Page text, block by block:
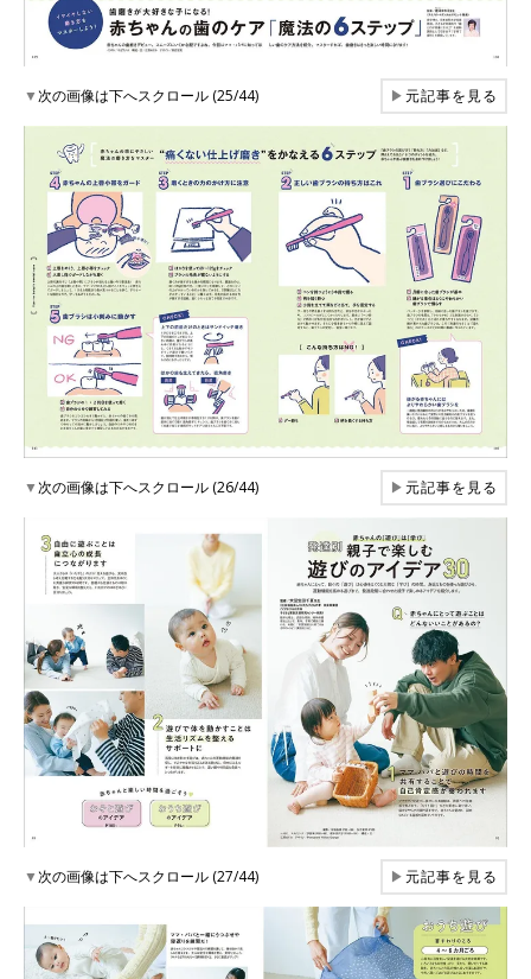
▼次の画像は下へスクロール (25/44) ▶元記事を見る
▼次の画像は下へスクロール (26/44) ▶元記事を見る
▼次の画像は下へスクロール (27/44) ▶元記事を見る